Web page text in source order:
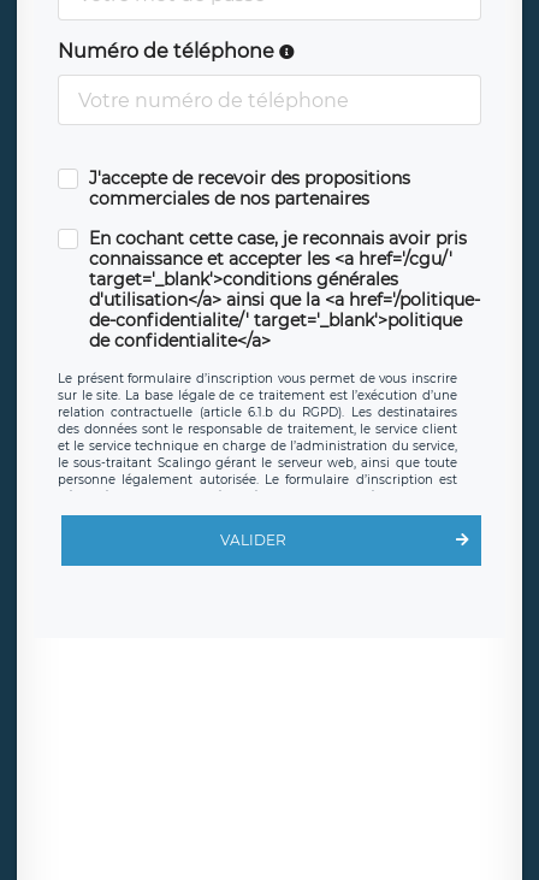
Numéro de téléphone
J'accepte de recevoir des propositions
commerciales de nos partenaires
En cochant cette case, je reconnais avoir pris
connaissance et accepter les <a href='/cgu/'
target='_blank'>conditions générales
d'utilisation</a> ainsi que la <a href='/politique-
de-confidentialite/' target='_blank'>politique
de confidentialite</a>
Le présent formulaire d’inscription vous permet de vous inscrire
sur le site. La base légale de ce traitement est l’exécution d’une
relation contractuelle (article 6.1.b du RGPD). Les destinataires
des données sont le responsable de traitement, le service client
et le service technique en charge de l’administration du service,
le sous-traitant Scalingo gérant le serveur web, ainsi que toute
personne légalement autorisée. Le formulaire d’inscription est
offrant desclauses de protection conformes au RGPD. Les
en sollicite la suppression, étant entendu que vous pouvez
demander la suppression de vos données et retirer votre
VALIDER